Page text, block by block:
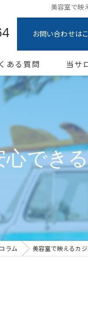
美容室で映
お問い合わせは
ある質問 当サ
カラー
白髪ぼ
トリー
でき
コラム 美容室で映えるカ